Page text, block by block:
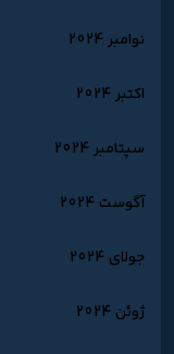
نوامبر 2024
اکتبر 2024
سپتامبر 2024
آگوست 2024
جولای 2024
ژوئن 2024